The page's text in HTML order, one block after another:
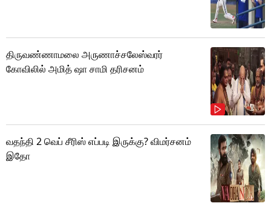
திருவண்ணாமலை அருணாச்சலேஸ்வரர்
கோவிலில் அமித் ஷா சாமி தரிசனம்
வதந்தி 2 வெப் சீரிஸ் எப்படி இருக்கு? விமர்சனம்
இதோ